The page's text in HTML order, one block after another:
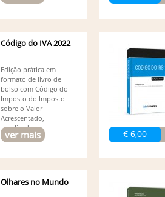
Código do IVA 2022
Edição prática em
formato de livro de
bolso com Código do
Imposto do Imposto
sobre o Valor
Acrescentado,
atualizado...
ver mais € 6,00
Olhares no Mundo